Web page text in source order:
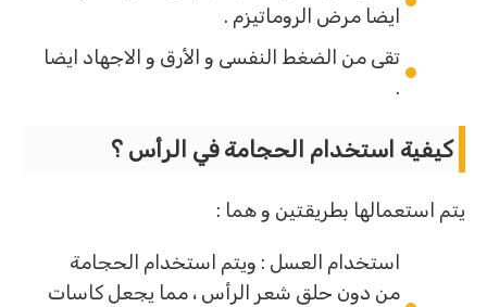
ايضا مرض الروماتيزم .
تقى من الضغط النفسى و الأرق و الاجهاد ايضا
.
كيفية استخدام الحجامة في الرأس ؟
يتم استعمالها بطريقتين و هما :
استخدام العسل : ويتم استخدام الحجامة
من دون حلق شعر الرأس ، مما يجعل كاسات